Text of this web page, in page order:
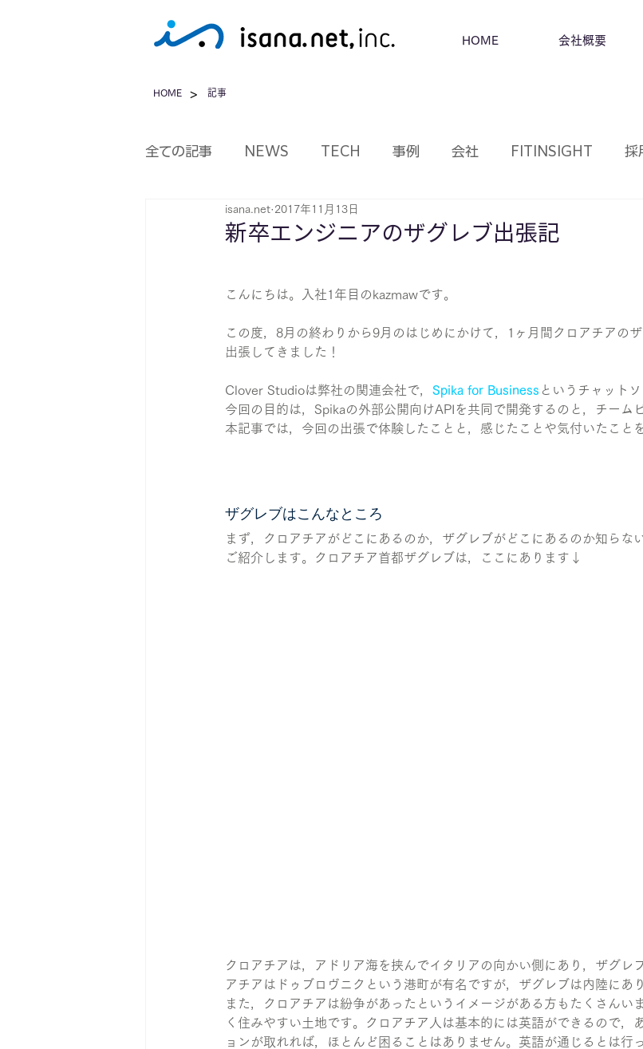
HOME 会社概要
全ての記事 NEWS TECH 事例 会社 FITINSIGHT 採
新卒エンジニアのザグレブ出張記
isana.net 2017年11月13日
こんにちは。入社1年目のkazmawです。
この度，8月の終わりから9月のはじめにかけて，1ヶ月間クロアチアの
出張してきました！
Clover Studioは弊社の関連会社で， Spika for Business というチャット
今回の目的は，Spikaの外部公開向けAPIを共同で開発するのと，チーム
本記事では，今回の出張で体験したことと，感じたことや気付いたこと
ザグレブはこんなところ
まず，クロアチアがどこにあるのか，ザグレブがどこにあるのか知らな
ご紹介します。クロアチア首都ザグレブは，ここにあります↓
クロアチアは，アドリア海を挟んでイタリアの向かい側にあり，ザグレ
アチアはドゥブロヴニクという港町が有名ですが，ザグレブは内陸にあ
また，クロアチアは紛争があったというイメージがある方もたくさんい
く住みやすい土地です。クロアチア人は基本的には英語ができるので，
ョンが取れれば，ほとんど困ることはありません。英語が通じるとは行
HOME > 記事